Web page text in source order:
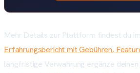
Mehr Details zur Plattform findest du im
Erfahrungsbericht mit Gebühren,
langfristige Verwahrung ergänze